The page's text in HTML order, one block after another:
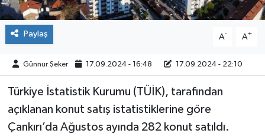
Paylaş A- A+
Günnur Şeker 17.09.2024 - 16:48 17.09.2024 - 22:10
Türkiye İstatistik Kurumu (TÜİK), tarafından
açıklanan konut satış istatistiklerine göre
Çankırı’da Ağustos ayında 282 konut satıldı.
KÜLTÜR
MAGAZİN
VEFAT